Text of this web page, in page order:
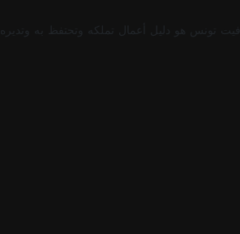
تونس هو دليل أعمال تملكه وتحتفظ به وتديره